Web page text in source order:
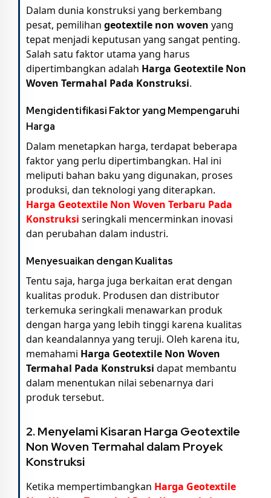
Dalam dunia konstruksi yang berkembang
pesat, pemilihan geotextile non woven yang
tepat menjadi keputusan yang sangat penting.
Salah satu faktor utama yang harus
dipertimbangkan adalah Harga Geotextile Non
Woven Termahal Pada Konstruksi.
Mengidentifikasi Faktor yang Mempengaruhi
Harga
Dalam menetapkan harga, terdapat beberapa
faktor yang perlu dipertimbangkan. Hal ini
meliputi bahan baku yang digunakan, proses
produksi, dan teknologi yang diterapkan.
Harga Geotextile Non Woven Terbaru Pada
Konstruksi seringkali mencerminkan inovasi
dan perubahan dalam industri.
Menyesuaikan dengan Kualitas
Tentu saja, harga juga berkaitan erat dengan
kualitas produk. Produsen dan distributor
terkemuka seringkali menawarkan produk
dengan harga yang lebih tinggi karena kualitas
dan keandalannya yang teruji. Oleh karena itu,
memahami Harga Geotextile Non Woven
Termahal Pada Konstruksi dapat membantu
dalam menentukan nilai sebenarnya dari
produk tersebut.
2. Menyelami Kisaran Harga Geotextile
Non Woven Termahaldalam Proyek
Konstruksi
Ketika mempertimbangkan Harga Geotextile